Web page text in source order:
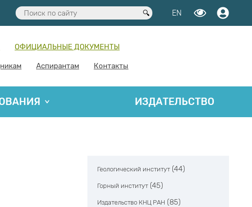
EN
ОФИЦИАЛЬНЫЕ ДОКУМЕНТЫ
Аспирантам Контакты
ИЗДАТЕЛЬСТВО
Геологический институт (44)
Горный институт (45)
Издательство КНЦ РАН (85)